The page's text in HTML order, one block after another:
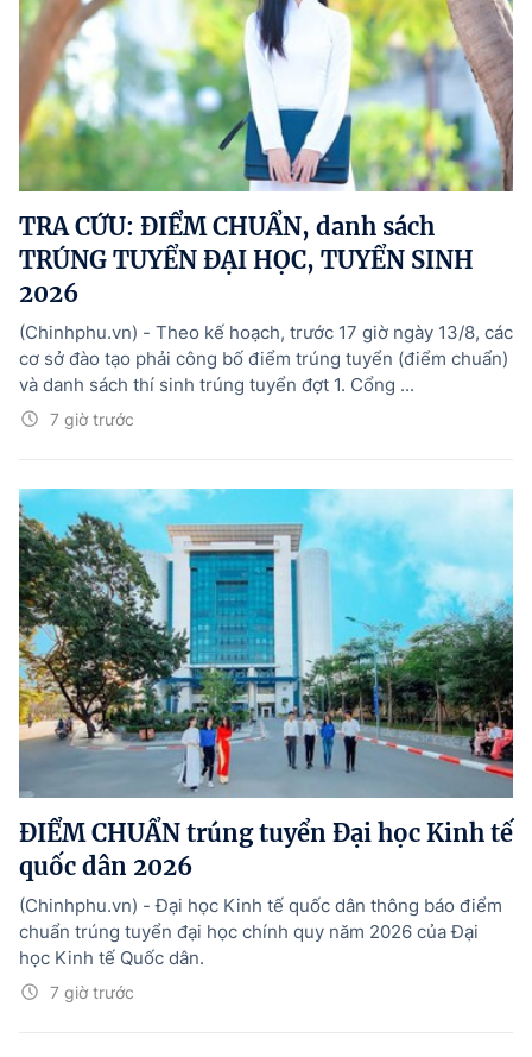
TRA CỨU: ĐIỂM CHUẨN, danh sách
TRÚNG TUYỂN ĐẠI HỌC, TUYỂN SINH
2026
7 giờ trước
(Chinhphu.vn) - Theo kế hoạch, trước 17 giờ ngày 13/8, các
cơ sở đào tạo phải công bố điểm trúng tuyển (điểm chuẩn)
và danh sách thí sinh trúng tuyển đợt 1. Cổng ...
ĐIỂM CHUẨN trúng tuyển Đại học Kinh tế
quốc dân 2026
7 giờ trước
(Chinhphu.vn) - Đại học Kinh tế quốc dân thông báo điểm
chuẩn trúng tuyển đại học chính quy năm 2026 của Đại
học Kinh tế Quốc dân.